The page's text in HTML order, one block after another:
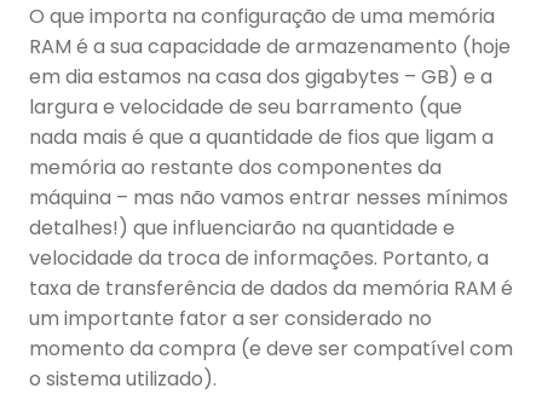
O que importa na configuração de uma memória
RAM é a sua capacidade de armazenamento (hoje
em dia estamos na casa dos gigabytes – GB) e a
largura e velocidade de seu barramento (que
nada mais é que a quantidade de fios que ligam a
memória ao restante dos componentes da
máquina – mas não vamos entrar nesses mínimos
detalhes!) que influenciarão na quantidade e
velocidade da troca de informações. Portanto, a
taxa de transferência de dados da memória RAM é
um importante fator a ser considerado no
momento da compra (e deve ser compatível com
o sistema utilizado).